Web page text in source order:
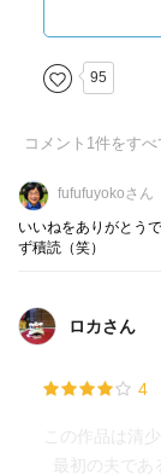
私は読みなが
年前の推し活
もちろん現代
いという気持
ました。
特に心を動か
いたもの」を
のかもしれな
95
コメント 1件をすべ
fufufuyokoさん
いいねをありがとう
ず積読（笑）
ロカさん
4
この作品は清
最初の夫であ